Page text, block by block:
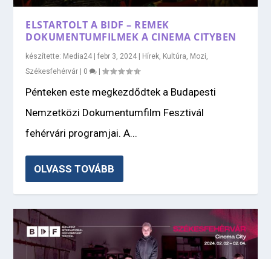
ELSTARTOLT A BIDF – REMEK
DOKUMENTUMFILMEK A CINEMA CITYBEN
készítette: Media24 |febr 3, 2024 | Hírek Kultúra Mozi
Székesfehérvár | 0 |
Pénteken este megkezdődtek a Budapesti
Nemzetközi Dokumentumfilm Fesztivál
fehérvári programjai. A...
OLVASS TOVÁBB